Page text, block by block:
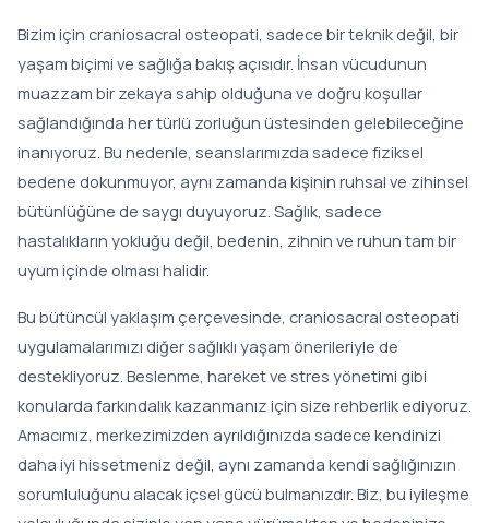
Bizim için craniosacral osteopati, sadece bir teknik değil, bir
yaşam biçimi ve sağlığa bakış açısıdır. İnsan vücudunun
muazzam bir zekaya sahip olduğuna ve doğru koşullar
sağlandığında her türlü zorluğun üstesinden gelebileceğine
inanıyoruz. Bu nedenle, seanslarımızda sadece fiziksel
bedene dokunmuyor, aynı zamanda kişinin ruhsal ve zihinsel
bütünlüğüne de saygı duyuyoruz. Sağlık, sadece
hastalıkların yokluğu değil, bedenin, zihnin ve ruhun tam bir
uyum içinde olması halidir.
Bu bütüncül yaklaşım çerçevesinde, craniosacral osteopati
uygulamalarımızı diğer sağlıklı yaşam önerileriyle de
destekliyoruz. Beslenme, hareket ve stres yönetimi gibi
konularda farkındalık kazanmanız için size rehberlik ediyoruz.
Amacımız, merkezimizden ayrıldığınızda sadece kendinizi
daha iyi hissetmeniz değil, aynı zamanda kendi sağlığınızın
sorumluluğunu alacak içsel gücü bulmanızdır. Biz, bu iyileşme